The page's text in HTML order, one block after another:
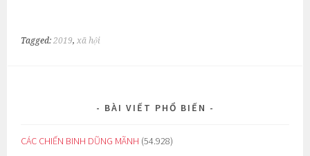
Tagged:2019,xã hội
BÀI VIẾT PHỔ BIẾN
CÁC CHIẾN BINH DŨNG MÃNH (54.928)